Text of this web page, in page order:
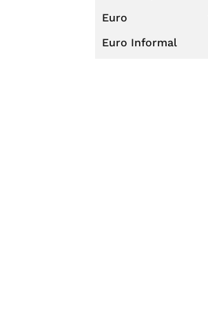
Euro
Euro Informal